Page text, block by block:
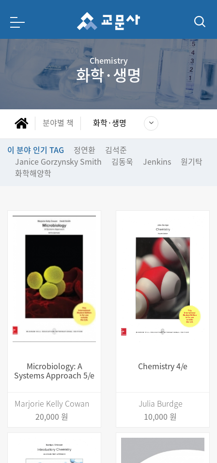
Chemistry
화학·생명
분야별 책 화학·생명
이 분야 인기 TAG 정연환
김석준
Janice Gorzynsky Smith
김동욱 Jenkins
원기탁
화학해양학
Microbiology: A
Systems Approach 5/e
Marjorie Kelly Cowan
20,000 원
Chemistry 4/e
Julia Burdge
10,000 원